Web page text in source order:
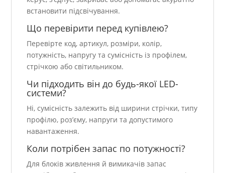
встановити підсвічування.
Що перевірити перед купівлею?
Перевірте код, артикул, розміри, колір,
потужність, напругу та сумісність із профілем,
стрічкою або світильником.
Чи підходить він до будь-якої LED-
системи?
Ні, сумісність залежить від ширини стрічки, типу
профілю, роз’єму, напруги та допустимого
навантаження.
Коли потрібен запас по потужності?
Для блоків живлення й вимикачів запас